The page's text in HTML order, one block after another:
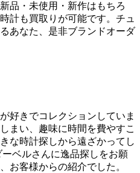
品・未使用・新作はもちろ
計も買取りが可能です。チュ
あなた、是非ブランドオーダ
好きでコレクションしていま
まい、趣味に時間を費やすこ
な時計探しから遠ざかってし
ベルさんに逸品探しをお願
お客様からの紹介でした。